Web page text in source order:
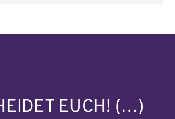
EUCH! (…)